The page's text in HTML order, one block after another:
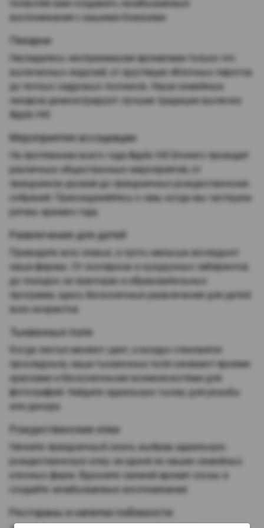
позволяя вам создавать незабываемые
воспоминания с вашими близкими.
Пекарни
Насладитесь неотразимыми ароматами только что
выпеченных изделий, от хрустящих яблочных пирогов
до теплых сидровых пончиков. Наши семейные
пекарни демонстрируют лучшие традиции выпечки
Apple Hill.
Мероприятия ассоциации
На протяжении всего года Apple Hill Growers проводят
различные общественные мероприятия, от
праздников урожая до праздничных рождественских
собраний. Присоединяйтесь к нам, когда мы чествуем
ритмы времен года.
Развлечения для детей
Приводите всю семью, и пусть малыши исследуют
наши фермы. От зоопарков и кукурузных лабиринтов
до поездок на тракторах и образовательных
программ, здесь бесконечные развлечения для детей
всех возрастов.
Тыквенные поля
Когда листья меняют цвет, а воздух становится
прохладным, наши тыквенные поля оживают яркими
красками и бесконечными возможностями для
фотографий. Найдите идеальную тыкву для резьбы
или декора.
Рождественские елки
Начните праздничный сезон, выбрав идеальную
рождественскую елку на одной из наших семейных
елочных ферм. Вдохните свежий аромат сосны и
создайте незабываемые воспоминания.
Рестораны и напитки поблизости